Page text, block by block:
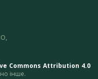
Commons Attribution 4.0
інше.